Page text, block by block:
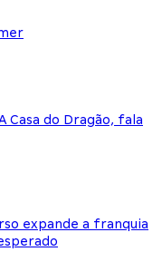
Casa do Dragão, fala
expande a franquia